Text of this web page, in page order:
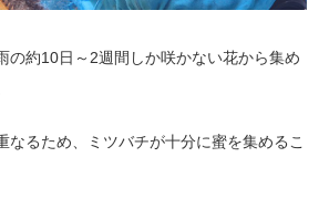
の約10日～2週間しか咲かない花から集め
なるため、ミツバチが十分に蜜を集めるこ